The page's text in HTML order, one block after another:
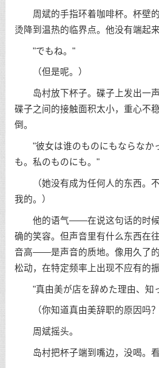
周斌的手指环着咖啡杯。杯壁的
烫降到温热的临界点。他没有端起来
"でもね。"
（但是呢。）
岛村放下杯子。碟子上发出一
碟子之间的接触面积太小，重心不
倒。
"彼女は谁のものにもならなか
も。私のものにも。"
（她没有成为任何人的东西。不
我的。）
他的语气——在说这句话的时候
确的笑容。但声音里有什么东西在
音高——是声音的质地。像用久了
松动，在特定频率上出现不应有的振
"真由美が店を辞めた理由、知
（你知道真由美辞职的原因吗？
周斌摇头。
岛村把杯子端到嘴边，没喝。看